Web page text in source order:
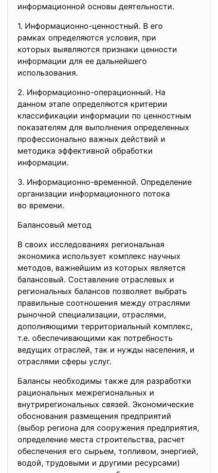
информационной основы деятельности.
1. Информационно-ценностный. В его
рамках определяются условия, при
которых выявляются признаки ценности
информации для ее дальнейшего
использования.
2. Информационно-операционный. На
данном этапе определяются критерии
классификации информации по ценностным
показателям для выполнения определенных
профессионально важных действий и
методика эффективной обработки
информации.
3. Информационно-временной. Определение
организации информационного потока
во времени.
Балансовый метод
В своих исследованиях региональная
экономика использует комплекс научных
методов, важнейшим из которых является
балансовый. Составление отраслевых и
региональных балансов позволяет выбрать
правильные соотношения между отраслями
рыночной специализации, отраслями,
дополняющими территориальный комплекс,
т.е. обеспечивающими как потребность
ведущих отраслей, так и нужды населения, и
отраслями сферы услуг.
Балансы необходимы также для разработки
рациональных межрегиональных и
внутрирегиональных связей. Экономические
обоснования размещения предприятий
(выбор региона для сооружения предприятия,
определение места строительства, расчет
обеспечения его сырьем, топливом, энергией,
водой, трудовыми и другими ресурсами)